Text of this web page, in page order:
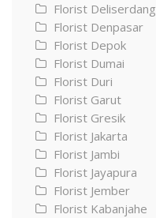
Florist Deliserdang
Florist Denpasar
Florist Depok
Florist Dumai
Florist Duri
Florist Garut
Florist Gresik
Florist Jakarta
Florist Jambi
Florist Jayapura
Florist Jember
Florist Kabanjahe